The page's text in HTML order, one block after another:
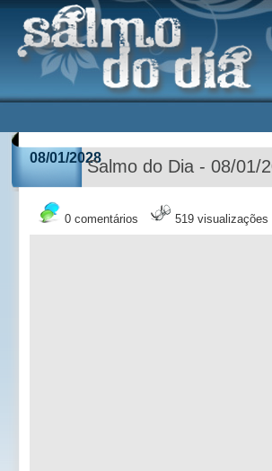
08/01/2028Salmo do Dia - 08/01/
0 comentários 519 visualizações